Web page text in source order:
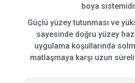
boya
Güçlü yüzey tutunması ve
sayesinde doğru yüzey
uygulama koşullarında
matlaşmaya karşı uzun